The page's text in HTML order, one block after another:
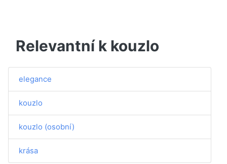
Relevantní k kouzlo
elegance
kouzlo
kouzlo (osobní)
krása